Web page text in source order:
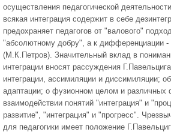
осуществления педагогической
всякая интеграция содержит в себе
предохраняет педагогов от "валового"
"абсолютному добру", а к дифференциации -
(М.К.Петров). Значительный вклад в
интеграции вносят рассуждения
интеграции, ассимиляции и диссимиляции;
адаптации; о фузионном целом и различных
взаимодействии понятий "интеграция" и
развитие", "интеграция" и "прогресс".
для педагогики имеет положение